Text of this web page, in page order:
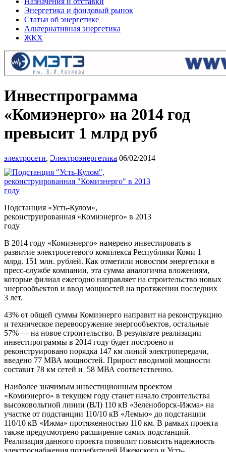
Энергетика и фондовый рынок
Статьи об энергетике
Альтернативная энергетика
ЖКХ
Инвестпрограмма
«Комиэнерго» на 2014 год
превысит 1 млрд руб
электросети, Электроэнергетика 06/02/2014
Подстанция «Усть-Кулом»,
реконструированная «Комиэнерго» в 2013
году
В 2014 году «Комиэнерго» намерено инвестировать в
развитие электросетевого комплекса Республики Коми 1
млрд. 151 млн. рублей. Как отметили новостям энергетики в
пресс-службе компании, эта сумма аналогична вложениям,
которые филиал ежегодно направляет на строительство новых
энергообъектов и ввод мощностей на протяжении последних
3 лет.
43% от общей суммы Комиэнерго направит на реконструкцию
и техническое перевооружение энергообъектов, остальные
57% — на новое строительство. В результате реализации
инвестпрограммы в 2014 году будет построено и
реконструировано порядка 147 км линий электропередачи,
введено 77 МВА мощностей. Прирост вводимой мощности
составит 78 км сетей и 58 МВА соответственно.
Наиболее значимым инвестиционным проектом
«Комиэнерго» в текущем году станет начало строительства
высоковольтной линии (ВЛ) 110 кВ «Зеленоборск-Ижма» на
участке от подстанции 110/10 кВ «Лемью» до подстанции
110/10 кВ «Ижма» протяженностью 110 км. В рамках проекта
также предусмотрено расширение самих подстанций.
Реализация данного проекта позволит повысить надежность
электроснабжения потребителей Ижемского и Усть-